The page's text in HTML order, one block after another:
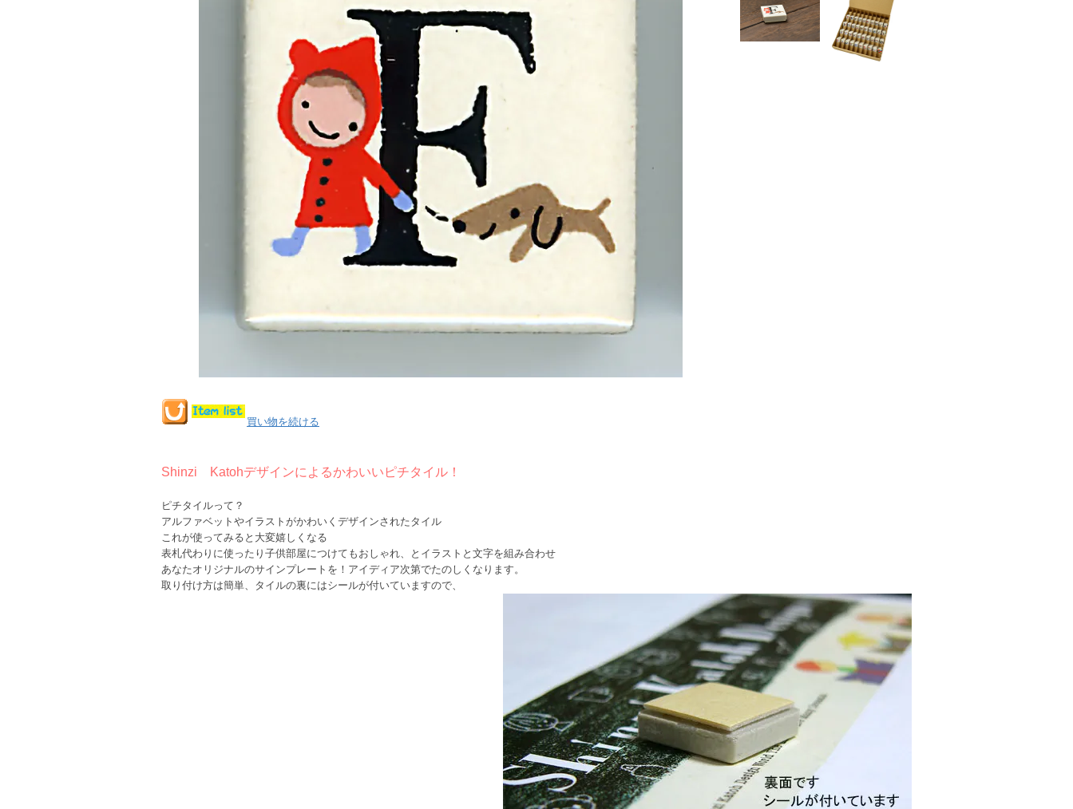
買い物を続ける
Shinzi Katohデザインによるかわいいピチタイル！
ピチタイルって？
アルファベットやイラストがかわいくデザインされたタイル
これが使ってみると大変嬉しくなる
表札代わりに使ったり子供部屋につけてもおしゃれ、とイラストと文字を組み合わせ
あなたオリジナルのサインプレートを！アイディア次第でたのしくなります。
取り付け方は簡単、タイルの裏にはシールが付いていますので、